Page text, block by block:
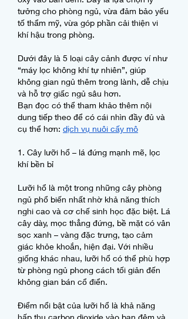
tưởng cho phòng ngủ, vừa đảm bảo yếu
tố thẩm mỹ, vừa góp phần cải thiện vi
khí hậu trong phòng.
Dưới đây là 5 loại cây cảnh được ví như
“máy lọc không khí tự nhiên”, giúp
không gian ngủ thêm trong lành, dễ chịu
và hỗ trợ giấc ngủ sâu hơn.
Bạn đọc có thể tham khảo thêm nội
dung tiếp theo để có cái nhìn đầy đủ và
cụ thể hơn: dịch vụ nuôi cấy mô
1. Cây lưỡi hổ – lá đứng mạnh mẽ, lọc
khí bền bỉ
Lưỡi hổ là một trong những cây phòng
ngủ phổ biến nhất nhờ khả năng thích
nghi cao và cơ chế sinh học đặc biệt. Lá
cây dày, mọc thẳng đứng, bề mặt có vân
sọc xanh – vàng đặc trưng, tạo cảm
giác khỏe khoắn, hiện đại. Với nhiều
giống khác nhau, lưỡi hổ có thể phù hợp
từ phòng ngủ phong cách tối giản đến
không gian bán cổ điển.
Điểm nổi bật của lưỡi hổ là khả năng
hấp thụ carbon dioxide vào ban đêm và